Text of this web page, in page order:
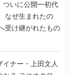
イナー・上田文人
？ ヨコオタロ
『ICO』に込めら
！【ゲームの企